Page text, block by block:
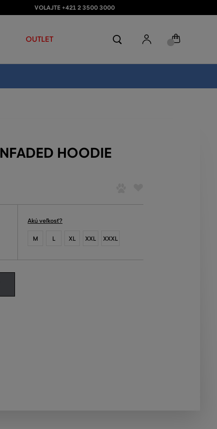
VOLAJTE +421 2 3500 3000
OUTLET
HOODIE
Akú veľkosť?
M L XL XXL XXXL